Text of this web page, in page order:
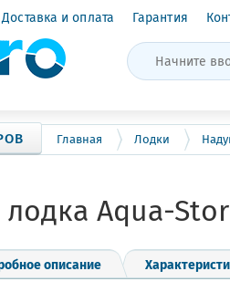
Доставка и оплата Гарантия
Главная Лодки
Aqua-
описание